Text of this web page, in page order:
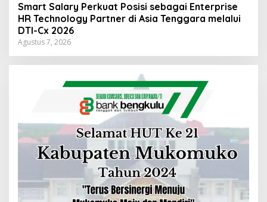
Smart Salary Perkuat Posisi sebagai Enterprise
HR Technology Partner di Asia Tenggara melalui
DTI-Cx 2026
Agustus 7, 2026